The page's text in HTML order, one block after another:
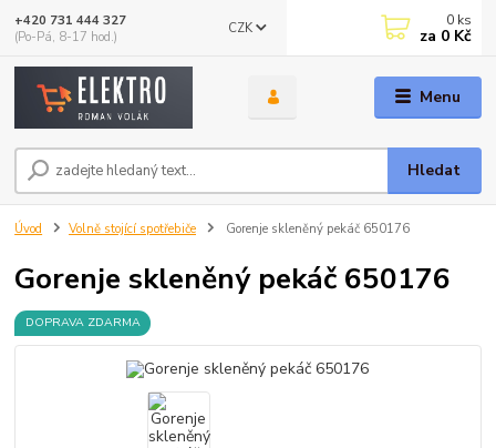
Menu
CZK
Hledat
+420 731 444 327
(Po-Pá, 8-17 hod.)
0 ks
za 0 Kč
Úvod Volně stojící spotřebiče Gorenje skleněný pekáč 650176
Gorenje skleněný pekáč 650176
DOPRAVA ZDARMA